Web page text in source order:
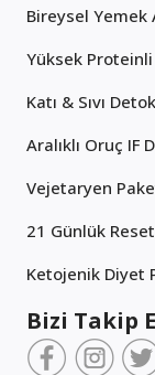
Bireysel Yemek
Yüksek
Katı & Sıvı
Aralıklı Oruç IF
Vejetaryen
21 Günlük
Ketojenik Diyet
Bizi Takip